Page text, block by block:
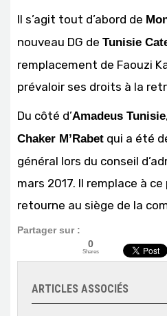
Il s’agit tout d’abord de
nouveau DG de Tunisie
remplacement de Faouzi
prévaloir ses droits à la
Du côté d’Amadeus Tunisie
Chaker M’Rabet qui a été
général lors du conseil
mars 2017. Il remplace à
retourne au siège de la
Partager sur :
0
Shares
ARTICLES ASSOCIÉS